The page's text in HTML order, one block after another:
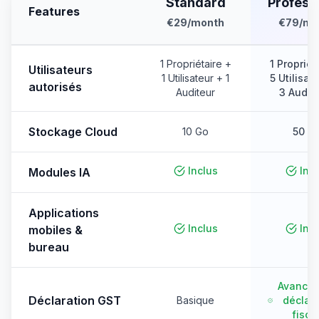
Features
€29/month €79/
Utilisateurs
autorisés
1 Propriétaire +
1 Utilisateur + 1
Auditeur
1
5
3
Stockage Cloud 10 Go 50
Modules IA Inclus
Applications
mobiles &
bureau
Inclus
Déclaration GST Basique
Avancé